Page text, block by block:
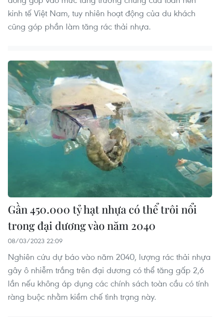
kinh tế Việt Nam, tuy nhiên hoạt động của du khách
cũng góp phần làm tăng rác thải nhựa.
Gần 450.000 tỷ hạt nhựa có thể trôi nổi
trong đại dương vào năm 2040
08/03/2023 22:09
Nghiên cứu dự báo vào năm 2040, lượng rác thải nhựa
gây ô nhiễm trắng trên đại dương có thể tăng gấp 2,6
lần nếu không áp dụng các chính sách toàn cầu có tính
ràng buộc nhằm kiềm chế tình trạng này.
vietnamplus.vn
Dự án Sân bay Phú Quốc tăng tốc thi công, sẽ
cán mốc vận hành từ tháng 4/2027